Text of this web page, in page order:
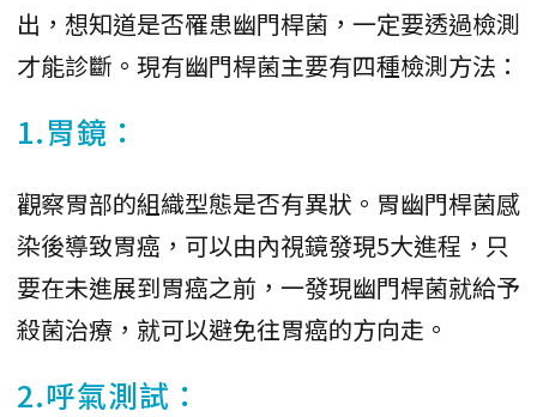
出，想知道是否罹患幽門桿菌，一定要透過檢測
才能診斷。現有幽門桿菌主要有四種檢測方法：
1.胃鏡：
觀察胃部的組織型態是否有異狀。胃幽門桿菌感
染後導致胃癌，可以由內視鏡發現5大進程，只
要在未進展到胃癌之前，一發現幽門桿菌就給予
殺菌治療，就可以避免往胃癌的方向走。
2.呼氣測試：